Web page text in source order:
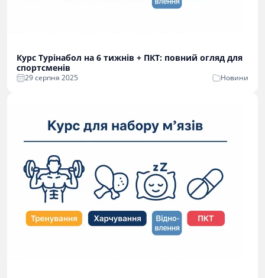
Курс Турінабол на 6 тижнів + ПКТ: повний огляд для
спортсменів
29 серпня 2025 Новини